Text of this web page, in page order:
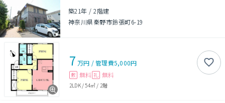
築21年 /2階建
神奈川県秦野市鈴張町6-19
7 万円 /管理費5,000円
敷 無料 礼 無料
2LDK/54㎡ / 2階